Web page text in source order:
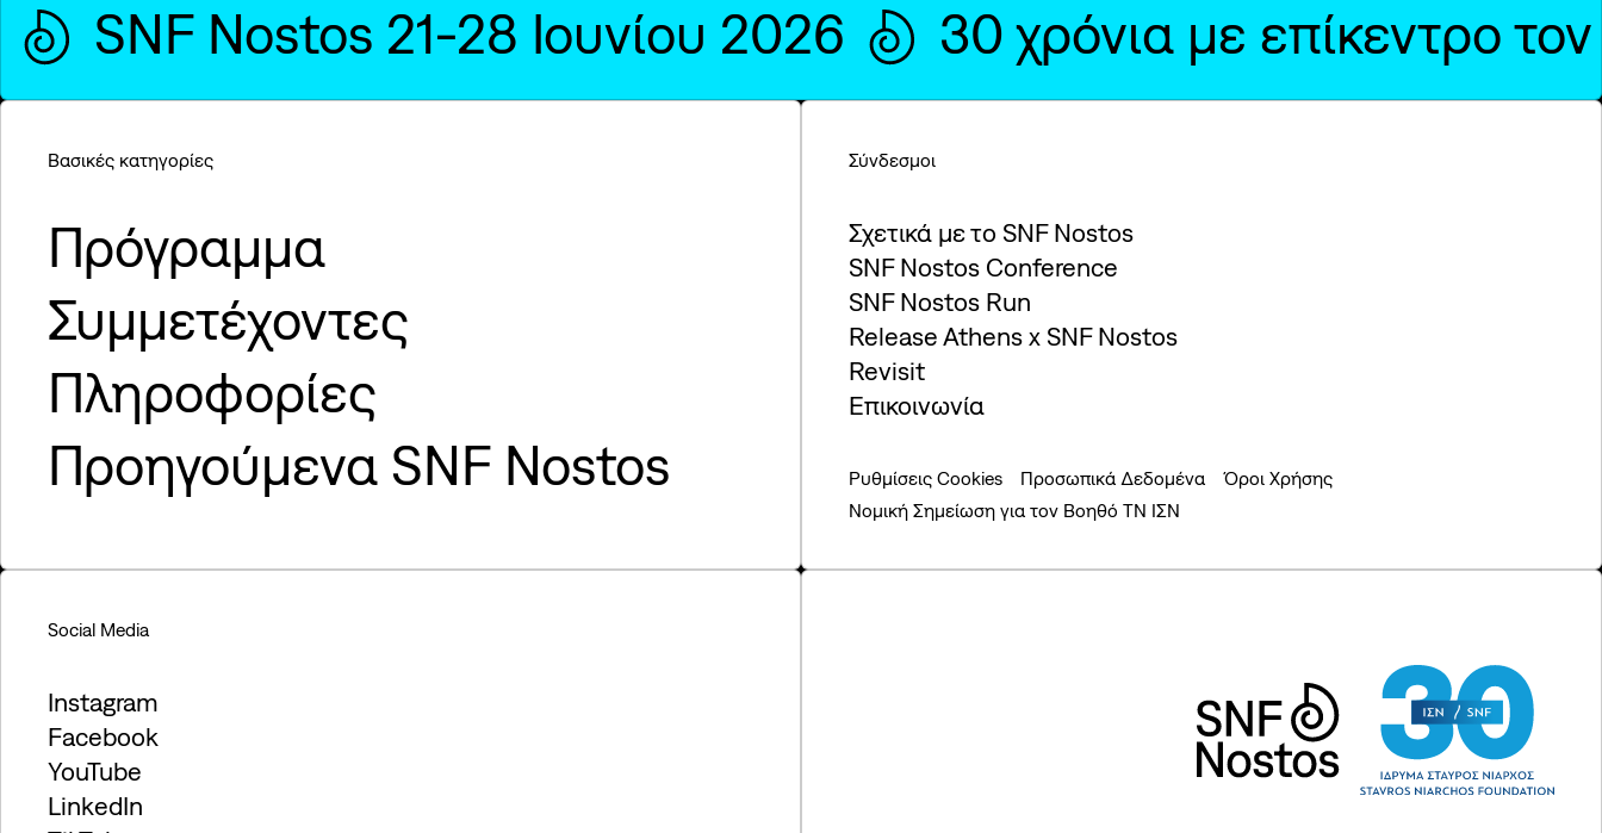
SNF Nostos 21-28 Ιουνίου 2026 30 χρόνια με επίκεντρο
Βασικές κατηγορίες
Πρόγραμμα
Συμμετέχοντες
Πληροφορίες
Προηγούμενα SNF Nostos
Σύνδεσμοι
Σχετικά με το SNF Nostos
SNF Nostos Conference
SNF Nostos Run
Release Athens x SNF Nostos
Revisit
Επικοινωνία
Ρυθμίσεις Cookies Προσωπικά Δεδομένα
Όροι Χρήσης
Νομική Σημείωση για τον Βοηθό ΤΝ ΙΣΝ
Social Media
Instagram
Facebook
YouTube
LinkedIn